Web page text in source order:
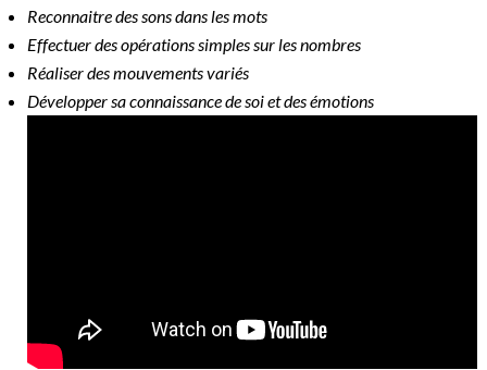
Reconnaitre des sons dans les mots
Effectuer des opérations simples sur les nombres
Réaliser des mouvements variés
Développer sa connaissance de soi et des émotions